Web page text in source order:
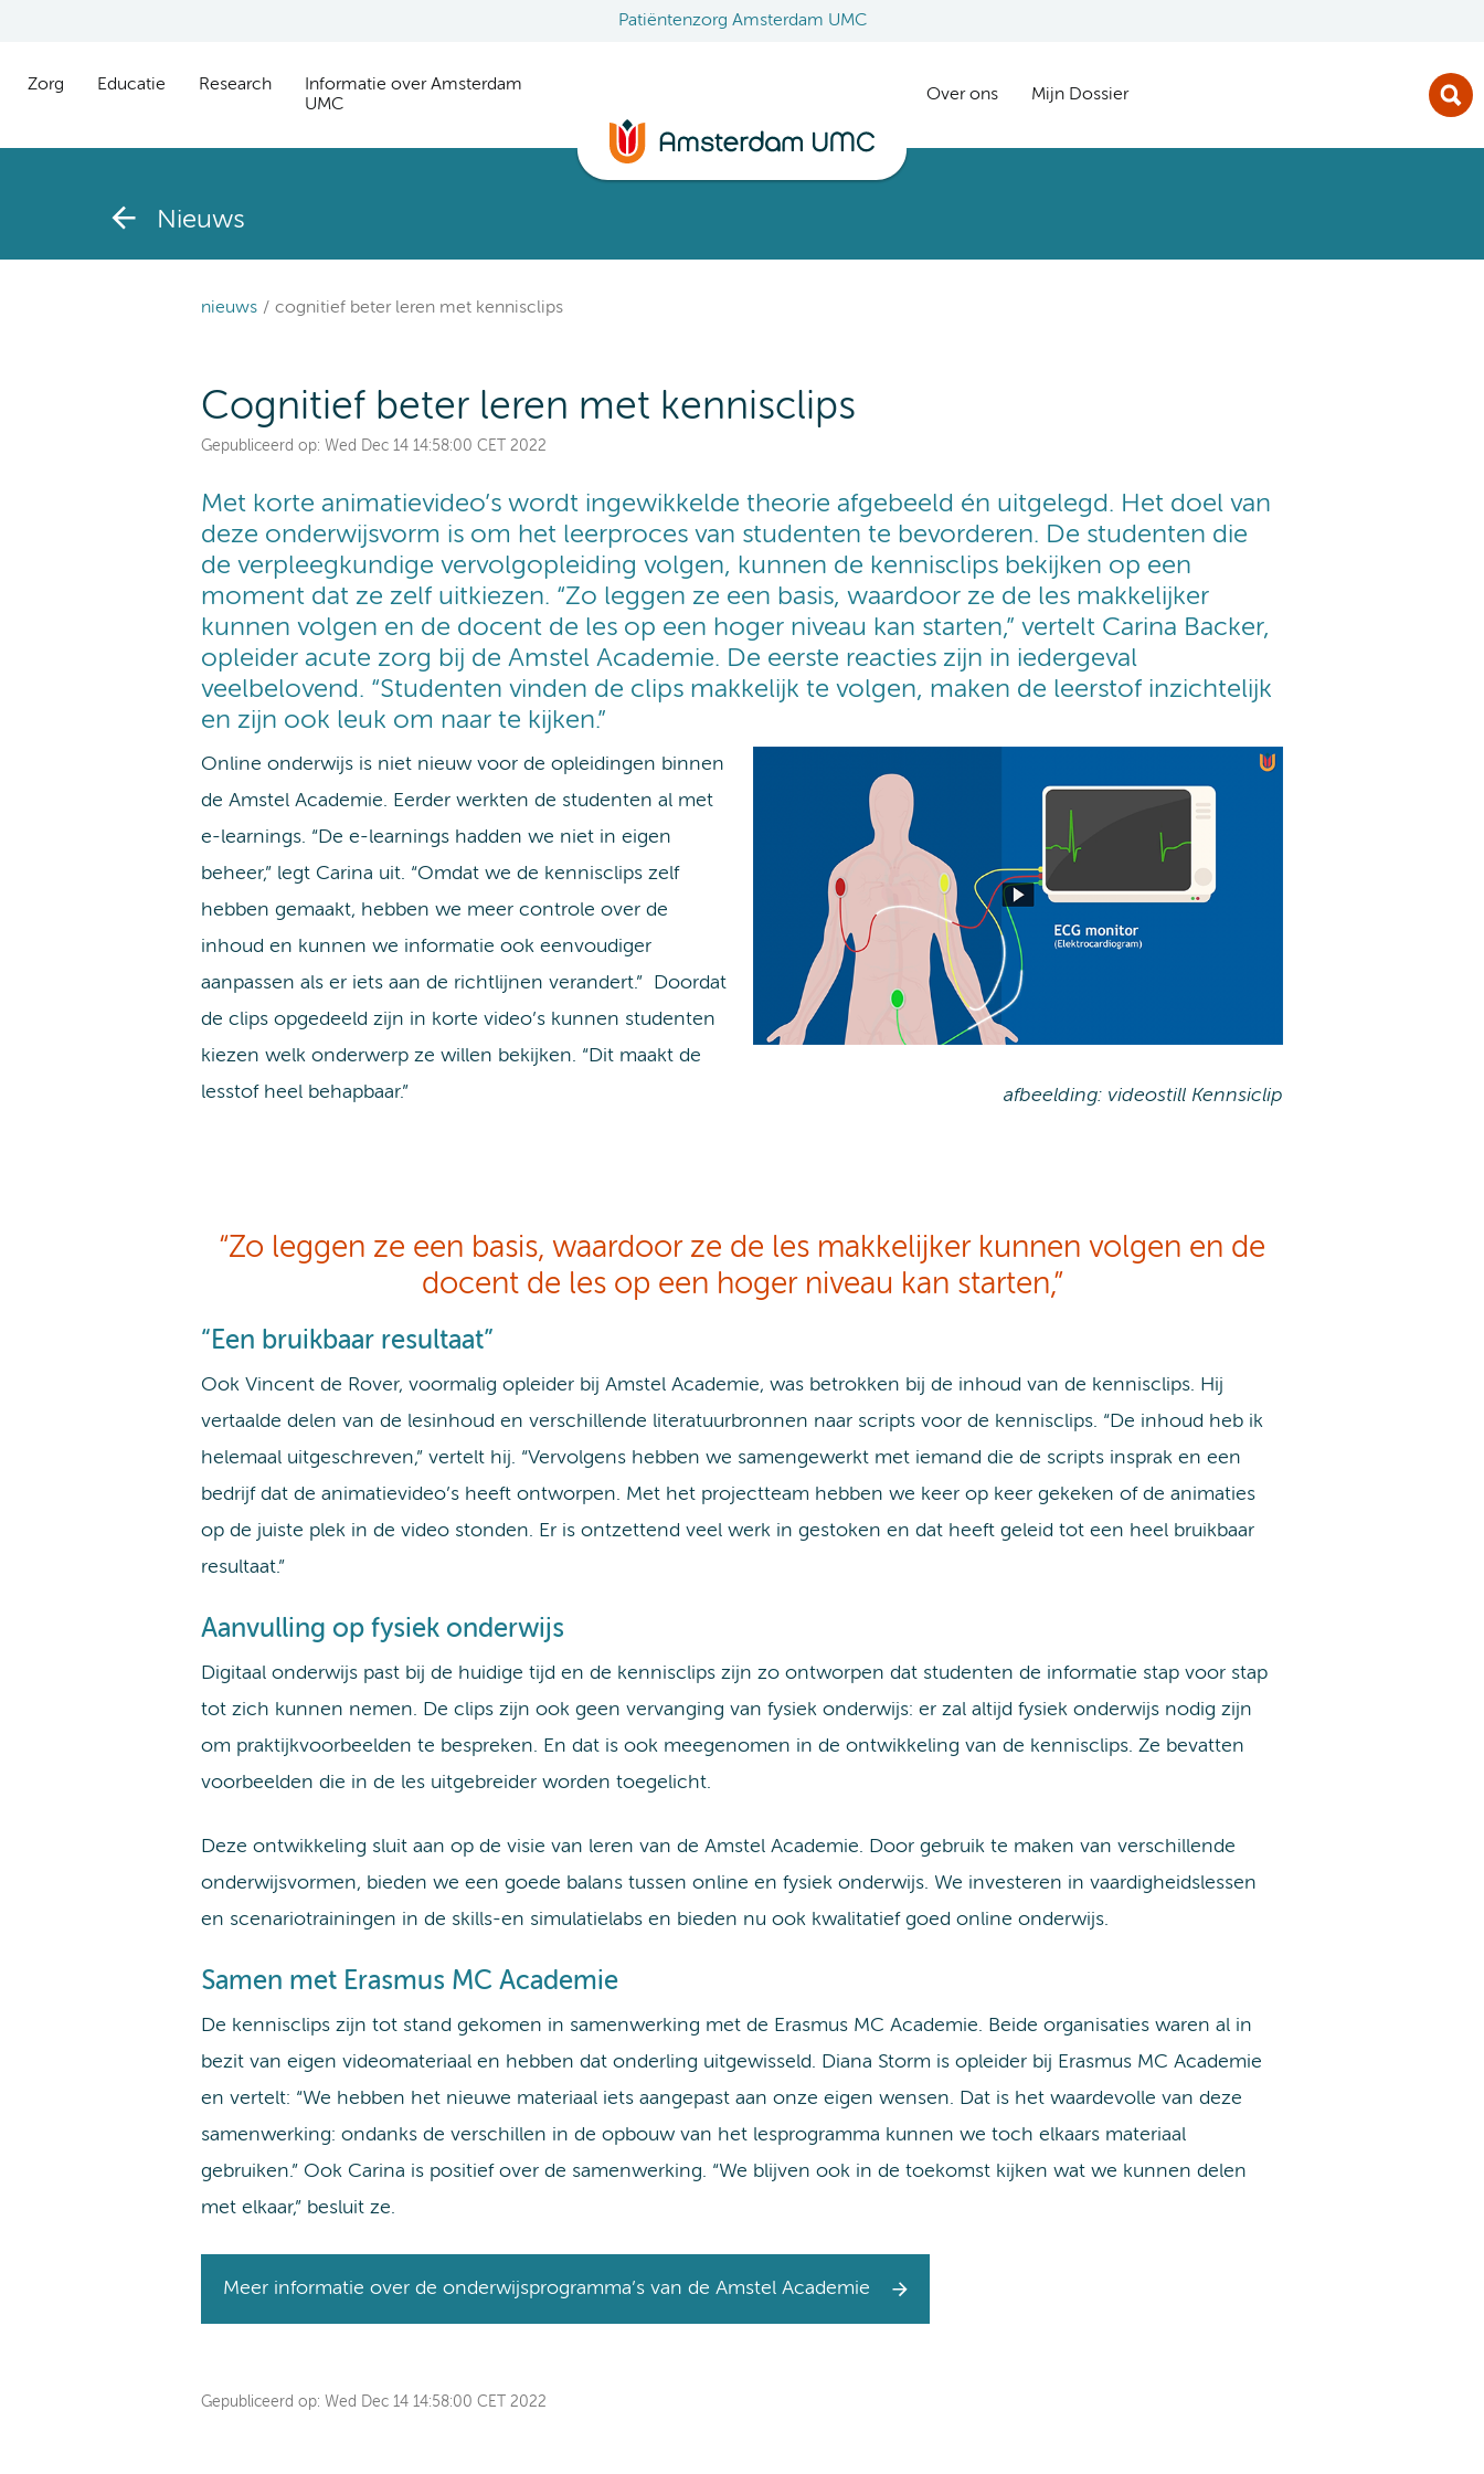
Patiëntenzorg Amsterdam UMC
Zorg Educatie Research
Informatie over Amsterdam
UMC
Over ons Mijn Dossier
Nieuws
nieuws cognitief beter leren met kennisclips
Cognitief beter leren met kennisclips
Gepubliceerd op: Wed Dec 14 14:58:00 CET 2022
Met korte animatievideo’s wordt ingewikkelde theorie afgebeeld én uitgelegd. Het doel van
deze onderwijsvorm is om het leerproces van studenten te bevorderen. De studenten die
de verpleegkundige vervolgopleiding volgen, kunnen de kennisclips bekijken op een
moment dat ze zelf uitkiezen. “Zo leggen ze een basis, waardoor ze de les makkelijker
kunnen volgen en de docent de les op een hoger niveau kan starten,” vertelt Carina Backer,
opleider acute zorg bij de Amstel Academie. De eerste reacties zijn in iedergeval
veelbelovend. “Studenten vinden de clips makkelijk te volgen, maken de leerstof inzichtelijk
en zijn ook leuk om naar te kijken.”
Online onderwijs is niet nieuw voor de opleidingen binnen
de Amstel Academie. Eerder werkten de studenten al met
e-learnings. “De e-learnings hadden we niet in eigen
beheer,” legt Carina uit. “Omdat we de kennisclips zelf
hebben gemaakt, hebben we meer controle over de
inhoud en kunnen we informatie ook eenvoudiger
aanpassen als er iets aan de richtlijnen verandert.” Doordat
de clips opgedeeld zijn in korte video’s kunnen studenten
kiezen welk onderwerp ze willen bekijken. “Dit maakt de
lesstof heel behapbaar.”
afbeelding: videostill Kennsiclip
“Zo leggen ze een basis, waardoor ze de les makkelijker kunnen volgen en de
docent de les op een hoger niveau kan starten,”
“Een bruikbaar resultaat”
Ook Vincent de Rover, voormalig opleider bij Amstel Academie, was betrokken bij de inhoud van de kennisclips. Hij
vertaalde delen van de lesinhoud en verschillende literatuurbronnen naar scripts voor de kennisclips. “De inhoud heb ik
helemaal uitgeschreven,” vertelt hij. “Vervolgens hebben we samengewerkt met iemand die de scripts insprak en een
bedrijf dat de animatievideo’s heeft ontworpen. Met het projectteam hebben we keer op keer gekeken of de animaties
op de juiste plek in de video stonden. Er is ontzettend veel werk in gestoken en dat heeft geleid tot een heel bruikbaar
resultaat.”
Aanvulling op fysiek onderwijs
Digitaal onderwijs past bij de huidige tijd en de kennisclips zijn zo ontworpen dat studenten de informatie stap voor stap
tot zich kunnen nemen. De clips zijn ook geen vervanging van fysiek onderwijs: er zal altijd fysiek onderwijs nodig zijn
om praktijkvoorbeelden te bespreken. En dat is ook meegenomen in de ontwikkeling van de kennisclips. Ze bevatten
voorbeelden die in de les uitgebreider worden toegelicht.
Deze ontwikkeling sluit aan op de visie van leren van de Amstel Academie. Door gebruik te maken van verschillende
onderwijsvormen, bieden we een goede balans tussen online en fysiek onderwijs. We investeren in vaardigheidslessen
en scenariotrainingen in de skills-en simulatielabs en bieden nu ook kwalitatief goed online onderwijs.
Samen met Erasmus MC Academie
De kennisclips zijn tot stand gekomen in samenwerking met de Erasmus MC Academie. Beide organisaties waren al in
bezit van eigen videomateriaal en hebben dat onderling uitgewisseld. Diana Storm is opleider bij Erasmus MC Academie
en vertelt: “We hebben het nieuwe materiaal iets aangepast aan onze eigen wensen. Dat is het waardevolle van deze
samenwerking: ondanks de verschillen in de opbouw van het lesprogramma kunnen we toch elkaars materiaal
gebruiken.” Ook Carina is positief over de samenwerking. “We blijven ook in de toekomst kijken wat we kunnen delen
met elkaar,” besluit ze.
Meer informatie over de onderwijsprogramma’s van de Amstel Academie
Gepubliceerd op: Wed Dec 14 14:58:00 CET 2022